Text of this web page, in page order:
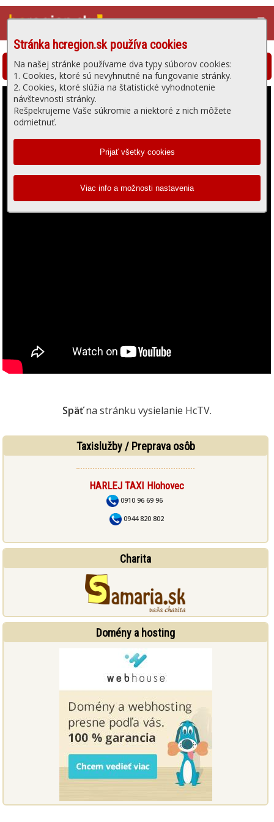
☰
Stránka hcregion.sk používa cookies
Na našej stránke používame dva typy súborov cookies:
1. Cookies, ktoré sú nevyhnutné na fungovanie stránky.
2. Cookies, ktoré slúžia na štatistické vyhodnotenie
návštevnosti stránky.
Rešpekrujeme Vaše súkromie a niektoré z nich môžete
odmietnuť.
Hlohovská televízia - prehrávanie videa
Späťna stránku vysielanie HcTV.
Taxislužby / Preprava osôb
HARLEJ TAXI Hlohovec
0910 96 69 96
0944 820 802
Charita
Domény a hosting